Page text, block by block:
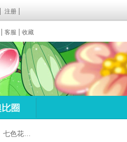
注册
客服 收藏
七色花在哪